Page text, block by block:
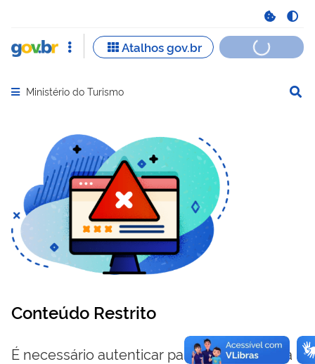
Abrir menu principal de navegação
Ministério do Turismo
Conteúdo Restrito
É necessário autenticar para visualizar essa